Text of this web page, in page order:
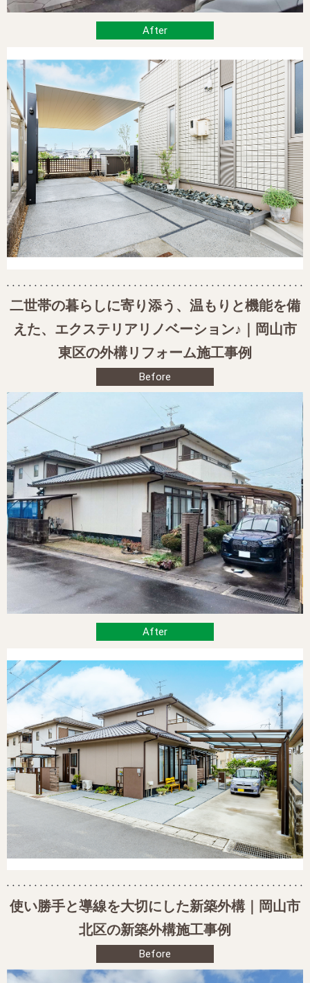
二世帯の暮らしに寄り添う、温もりと機能を備
えた、エクステリアリノベーション♪｜岡山市
東区の外構リフォーム施工事例
使い勝手と導線を大切にした新築外構｜岡山市
北区の新築外構施工事例